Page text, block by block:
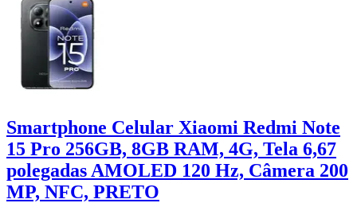
Smartphone Celular Xiaomi Redmi Note
15 Pro 256GB, 8GB RAM, 4G, Tela 6,67
polegadas AMOLED 120 Hz, Câmera 200
MP, NFC, PRETO